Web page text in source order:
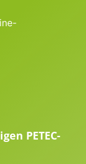
PETEC-